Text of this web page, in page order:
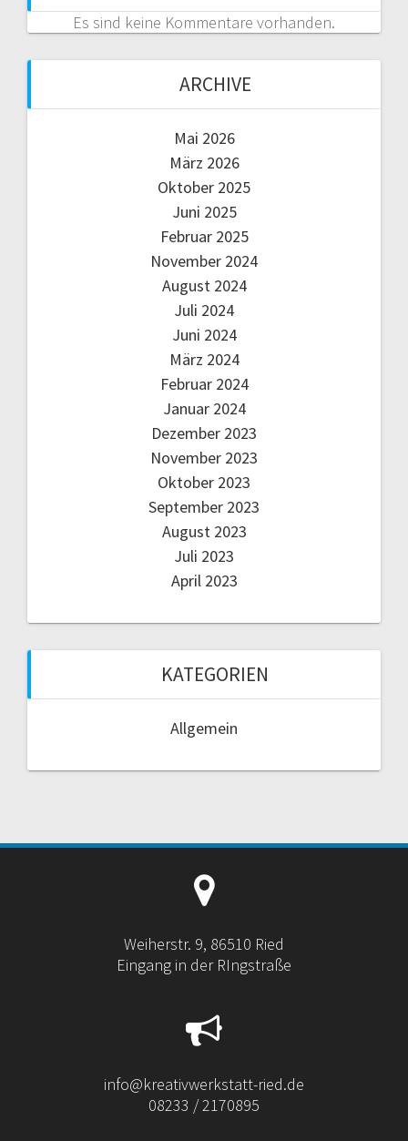
Es sind keine Kommentare vorhanden.
ARCHIVE
Mai 2026
März 2026
Oktober 2025
Juni 2025
Februar 2025
November 2024
August 2024
Juli 2024
Juni 2024
März 2024
Februar 2024
Januar 2024
Dezember 2023
November 2023
Oktober 2023
September 2023
August 2023
Juli 2023
April 2023
KATEGORIEN
Allgemein
Weiherstr. 9, 86510 Ried
Eingang in der RIngstraße
info@kreativwerkstatt-ried.de
08233 / 2170895